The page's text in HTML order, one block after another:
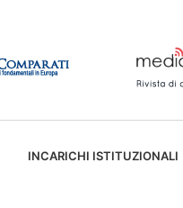
INCARICHI ISTITUZIONALI